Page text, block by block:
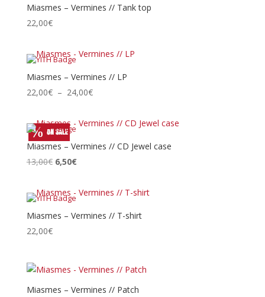
13,00€.6,50€.
Miasmes – Vermines // Tank top
22,00€
Miasmes – Vermines // LP
22,00€ – 24,00€Plage
prix :
à
Miasmes – Vermines // CD Jewel case
13,00€ Le
initial
était :
13,00€.
6,50€Le
actuel
6,50€.
Miasmes – Vermines // T-shirt
22,00€
Miasmes – Vermines // Patch